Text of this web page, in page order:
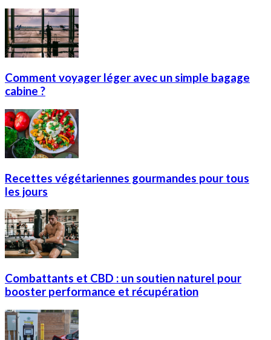
Comment voyager léger avec un simple bagage
cabine ?
Recettes végétariennes gourmandes pour tous
les jours
Combattants et CBD : un soutien naturel pour
booster performance et récupération